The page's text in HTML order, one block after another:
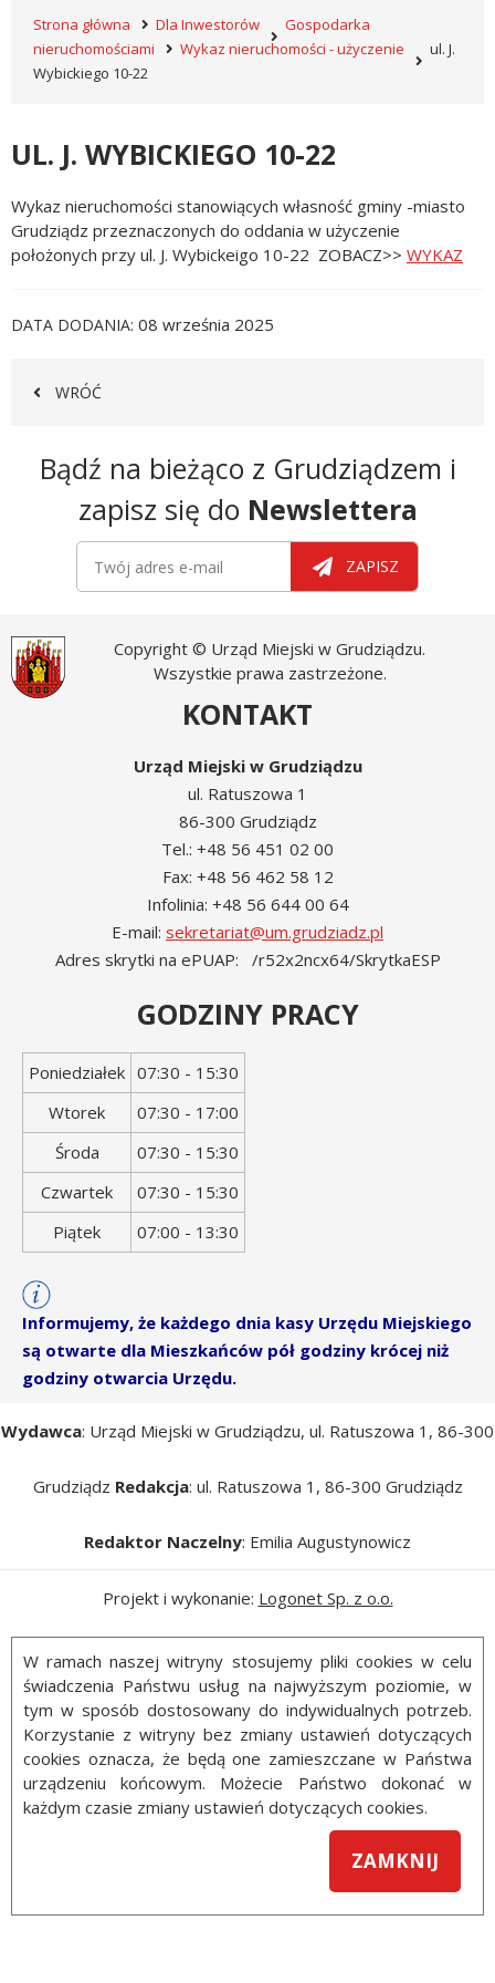
Strona główna Dla Inwestorów
Gospodarka
nieruchomościami
Wykaz nieruchomości - użyczenie
ul. J.
Wybickiego 10-22
UL. J. WYBICKIEGO 10-22
Wykaz nieruchomości stanowiących własność gminy -miasto
Grudziądz przeznaczonych do oddania w użyczenie
położonych przy ul. J. Wybickeigo 10-22 ZOBACZ>> WYKAZ
DATA DODANIA 08 września 2025
WRÓĆ
Newsletter
Bądź na bieżąco z Grudziądzem i
zapisz się do Newslettera
ZAPISZ
Copyright © Urząd Miejski w Grudziądzu.
Wszystkie prawa zastrzeżone.
KONTAKT
Urząd Miejski w Grudziądzu
ul. Ratuszowa 1
86-300 Grudziądz
Tel.: +48 56 451 02 00
Fax: +48 56 462 58 12
Infolinia: +48 56 644 00 64
E-mail: sekretariat@um.grudziadz.pl
Adres skrytki na ePUAP: /r52x2ncx64/SkrytkaESP
GODZINY PRACY
Dzień
tygodnia
Godziny
otwarcia
Poniedziałek 07:30 - 15:30
Wtorek
07:30 - 17:00
Środa
07:30 - 15:30
Czwartek
07:30 - 15:30
Piątek
07:00 - 13:30
Informujemy, że każdego dnia kasy Urzędu Miejskiego
są otwarte dla Mieszkańców pół godziny krócej niż
godziny otwarcia Urzędu.
Wydawca: Urząd Miejski w Grudziądzu, ul. Ratuszowa 1, 86-300
Grudziądz Redakcja: ul. Ratuszowa 1, 86-300 Grudziądz
Redaktor Naczelny: Emilia Augustynowicz
Projekt i wykonanie: Logonet Sp. z o.o.
W ramach naszej witryny stosujemy pliki cookies w celu
świadczenia Państwu usług na najwyższym poziomie, w
tym w sposób dostosowany do indywidualnych potrzeb.
Korzystanie z witryny bez zmiany ustawień dotyczących
cookies oznacza, że będą one zamieszczane w Państwa
urządzeniu końcowym. Możecie Państwo dokonać w
każdym czasie zmiany ustawień dotyczących cookies.
ZAMKNIJ